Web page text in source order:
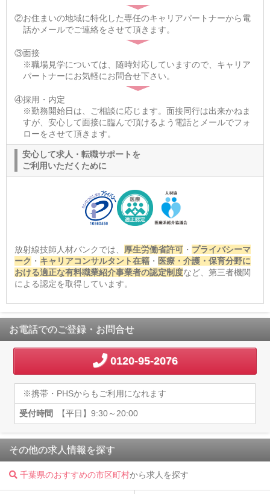
②お住まいの地域に特化した専任のキャリアパートナーから電
話かメールでご連絡をさせて頂きます。
③面接
※職場見学については、随時対応していますので、キャリア
パートナーにお気軽にお問合せ下さい。
④採用・内定
※勤務開始日は、ご相談に応じます。面接同行は出来かねま
すが、安心して面接に臨んで頂けるよう電話とメールでフォ
ローをさせて頂きます。
安心して求人・転職サポートを
ご利用いただくために
放射線技師人材バンクでは、 厚生労働省許可・ プライバシーマ
ーク ・ キャリアコンサルタント在籍・ 医療・介護・保育分野に
おける適正な有料職業紹介事業者の認定制度など、第三者機関
による認定を取得しています。
お電話でのご登録・お問合せ
0120-95-2076
※携帯・PHSからもご利用になれます
受付時間 【平日】9:30～20:00
その他の求人情報を探す
千葉県のおすすめの市区町村から求人を探す